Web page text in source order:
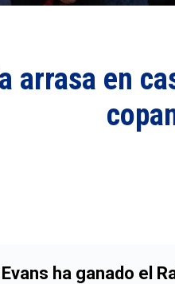
arrasa en
ha ganado el